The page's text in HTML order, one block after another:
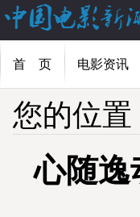
首 页 电影资讯
您的位置
心随逸